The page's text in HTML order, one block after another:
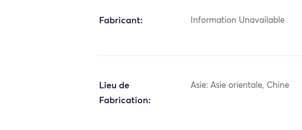
Fabricant: Information Unavailable
Lieu de
Fabrication:
Asie: Asie orientale, Chine